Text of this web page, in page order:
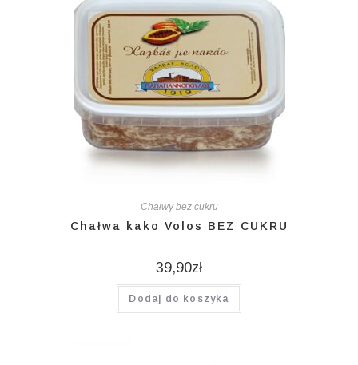
Chałwy bez cukru
Chałwa kako Volos BEZ CUKRU
39,90zł
Dodaj do koszyka